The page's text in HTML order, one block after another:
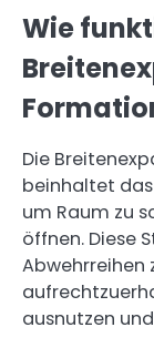
Wie
Die
beinhaltet das
um Raum zu
öffnen. Diese
Abwehrreihen
ausnutzen